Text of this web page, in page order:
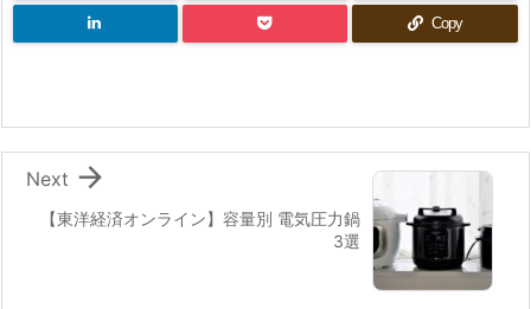
Copy
【東洋経済オンライン】容量別 電気圧力鍋
3選

Next